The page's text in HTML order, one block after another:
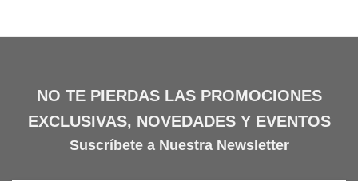
variantes.
se
elegir
en
NO TE PIERDAS LAS PROMOCIONES
EXCLUSIVAS, NOVEDADES Y EVENTOS
Suscríbete a Nuestra Newsletter